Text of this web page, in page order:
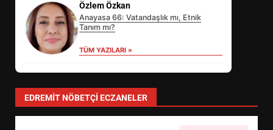
Özlem Özkan
Anayasa 66: Vatandaşlık mı, Etnik
Tanım mı?
TÜM YAZILARI »
EDREMIT NÖBETÇI ECZANELER
3
EİB’DE KRİTİK ATAMA:
SÜRDÜRÜLEBİLİRLİKTE NE